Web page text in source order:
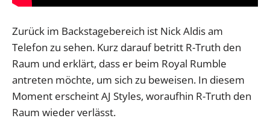
Zurück im Backstagebereich ist Nick Aldis am
Telefon zu sehen. Kurz darauf betritt R-Truth den
Raum und erklärt, dass er beim Royal Rumble
antreten möchte, um sich zu beweisen. In diesem
Moment erscheint AJ Styles, woraufhin R-Truth den
Raum wieder verlässt.